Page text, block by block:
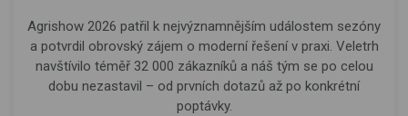
Agrishow 2026 patřil k nejvýznamnějším událostem sezóny
a potvrdil obrovský zájem o moderní řešení v praxi. Veletrh
navštívilo téměř 32 000 zákazníků a náš tým se po celou
dobu nezastavil – od prvních dotazů až po konkrétní
poptávky.